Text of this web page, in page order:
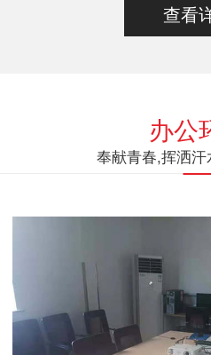
查看
办公
奉献青春,挥洒